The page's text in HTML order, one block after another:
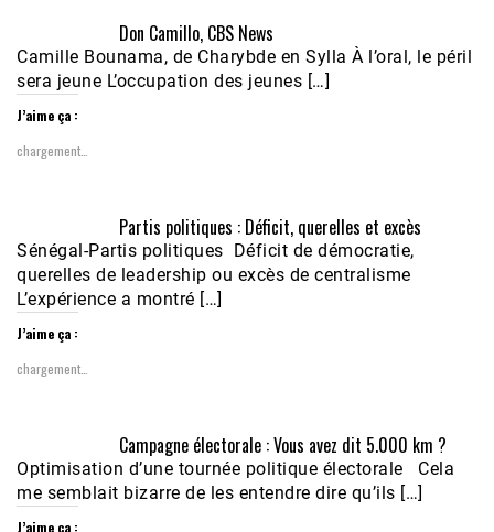
Don Camillo, CBS News
Camille Bounama, de Charybde en Sylla À l’oral, le péril
sera jeune L’occupation des jeunes […]
J’aime ça :
chargement…
Partis politiques : Déficit, querelles et excès
Sénégal-Partis politiques Déficit de démocratie,
querelles de leadership ou excès de centralisme
L’expérience a montré […]
J’aime ça :
chargement…
Campagne électorale : Vous avez dit 5.000 km ?
Optimisation d’une tournée politique électorale Cela
me semblait bizarre de les entendre dire qu’ils […]
J’aime ça :